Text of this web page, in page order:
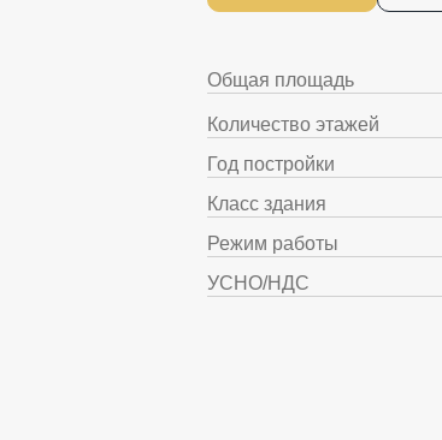
Общая площадь
Количество этажей
Год постройки
Класс здания
Режим работы
УСНО/НДС